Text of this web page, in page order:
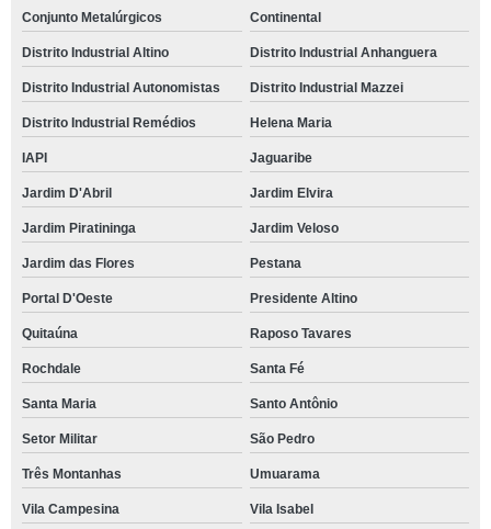
Conjunto Metalúrgicos Continental
Distrito Industrial Altino Distrito Industrial Anhanguera
Distrito Industrial Autonomistas Distrito Industrial Mazzei
Distrito Industrial Remédios Helena Maria
IAPI Jaguaribe
Jardim D'Abril Jardim Elvira
Jardim Piratininga Jardim Veloso
Jardim das Flores Pestana
Portal D'Oeste Presidente Altino
Quitaúna Raposo Tavares
Rochdale Santa Fé
Santa Maria Santo Antônio
Setor Militar São Pedro
Três Montanhas Umuarama
Vila Campesina Vila Isabel